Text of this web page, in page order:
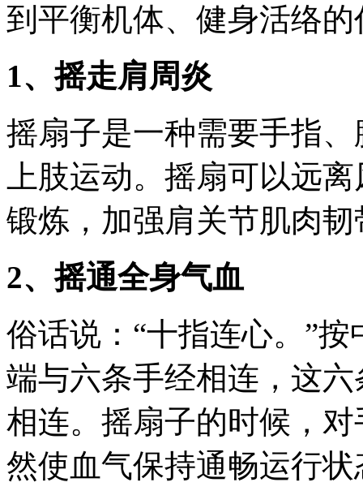
到平衡机体、健身活络
1、摇走肩周炎
摇扇子是一种需要手指
上肢运动。摇扇可以远
锻炼，加强肩关节肌肉
2、摇通全身气血
俗话说：“十指连心。”
端与六条手经相连，这
相连。摇扇子的时候，
然使血气保持通畅运行状